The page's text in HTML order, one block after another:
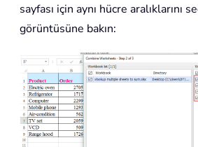
sayfası için aynı hücre aralıklarını
görüntüsüne bakın: